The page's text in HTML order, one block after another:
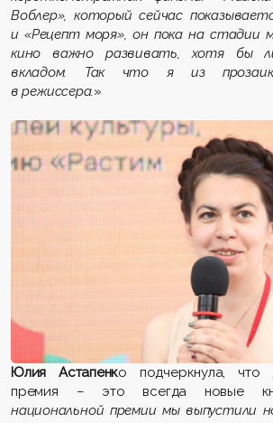
Воблер», который сейчас
и «Рецепт моря», он пока на стадии
кино важно развивать, хотя бы
вкладом. Так что я из
в режиссера.»
Юлия Астапенко подчеркнула, что
премия – это всегда новые
национальной премии мы выпустили